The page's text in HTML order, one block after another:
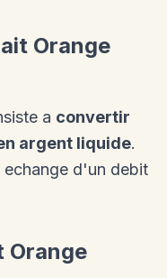
Orange
a convertir
argent liquide.
echange d'un debit
Orange